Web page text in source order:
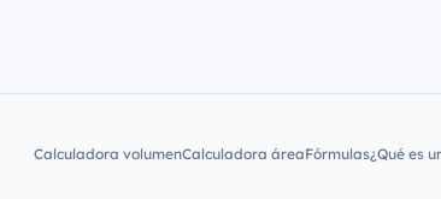
Calculadora volumenCalculadora áreaFórmulas¿Qué es